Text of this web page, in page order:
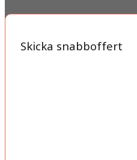
Skicka snabboffert